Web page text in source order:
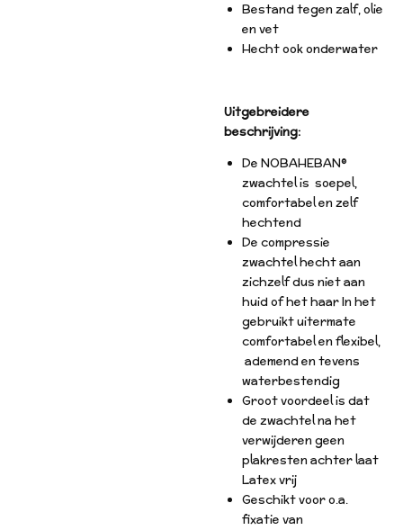
Bestand tegen zalf, olie
en vet
Hecht ook onderwater
Uitgebreidere
beschrijving:
De NOBAHEBAN®
zwachtel is soepel,
comfortabel en zelf
hechtend
De compressie
zwachtel hecht aan
zichzelf dus niet aan
huid of het haar In het
gebruikt uitermate
comfortabel en flexibel,
ademend en tevens
waterbestendig
Groot voordeel is dat
de zwachtel na het
verwijderen geen
plakresten achter laat
Latex vrij
Geschikt voor o.a.
fixatie van